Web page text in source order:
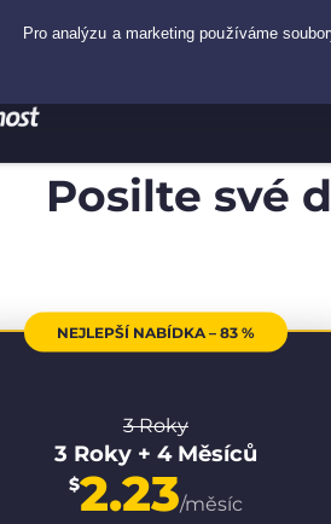
Posilte své
NEJLEPŠÍ NABÍDKA – 83 %
3 Roky
3 Roky + 4 Měsíců
$2.23/měsíc